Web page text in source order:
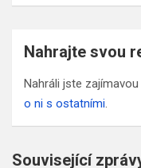
Nahrajte svou
Nahráli jste
o ni s ostatními.
Související